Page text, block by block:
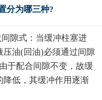
分为哪三种?
隙式：当缓冲柱塞进
压油(回油)必须通过间隙
于配合间隙不变，故缓
低，其缓冲作用逐渐